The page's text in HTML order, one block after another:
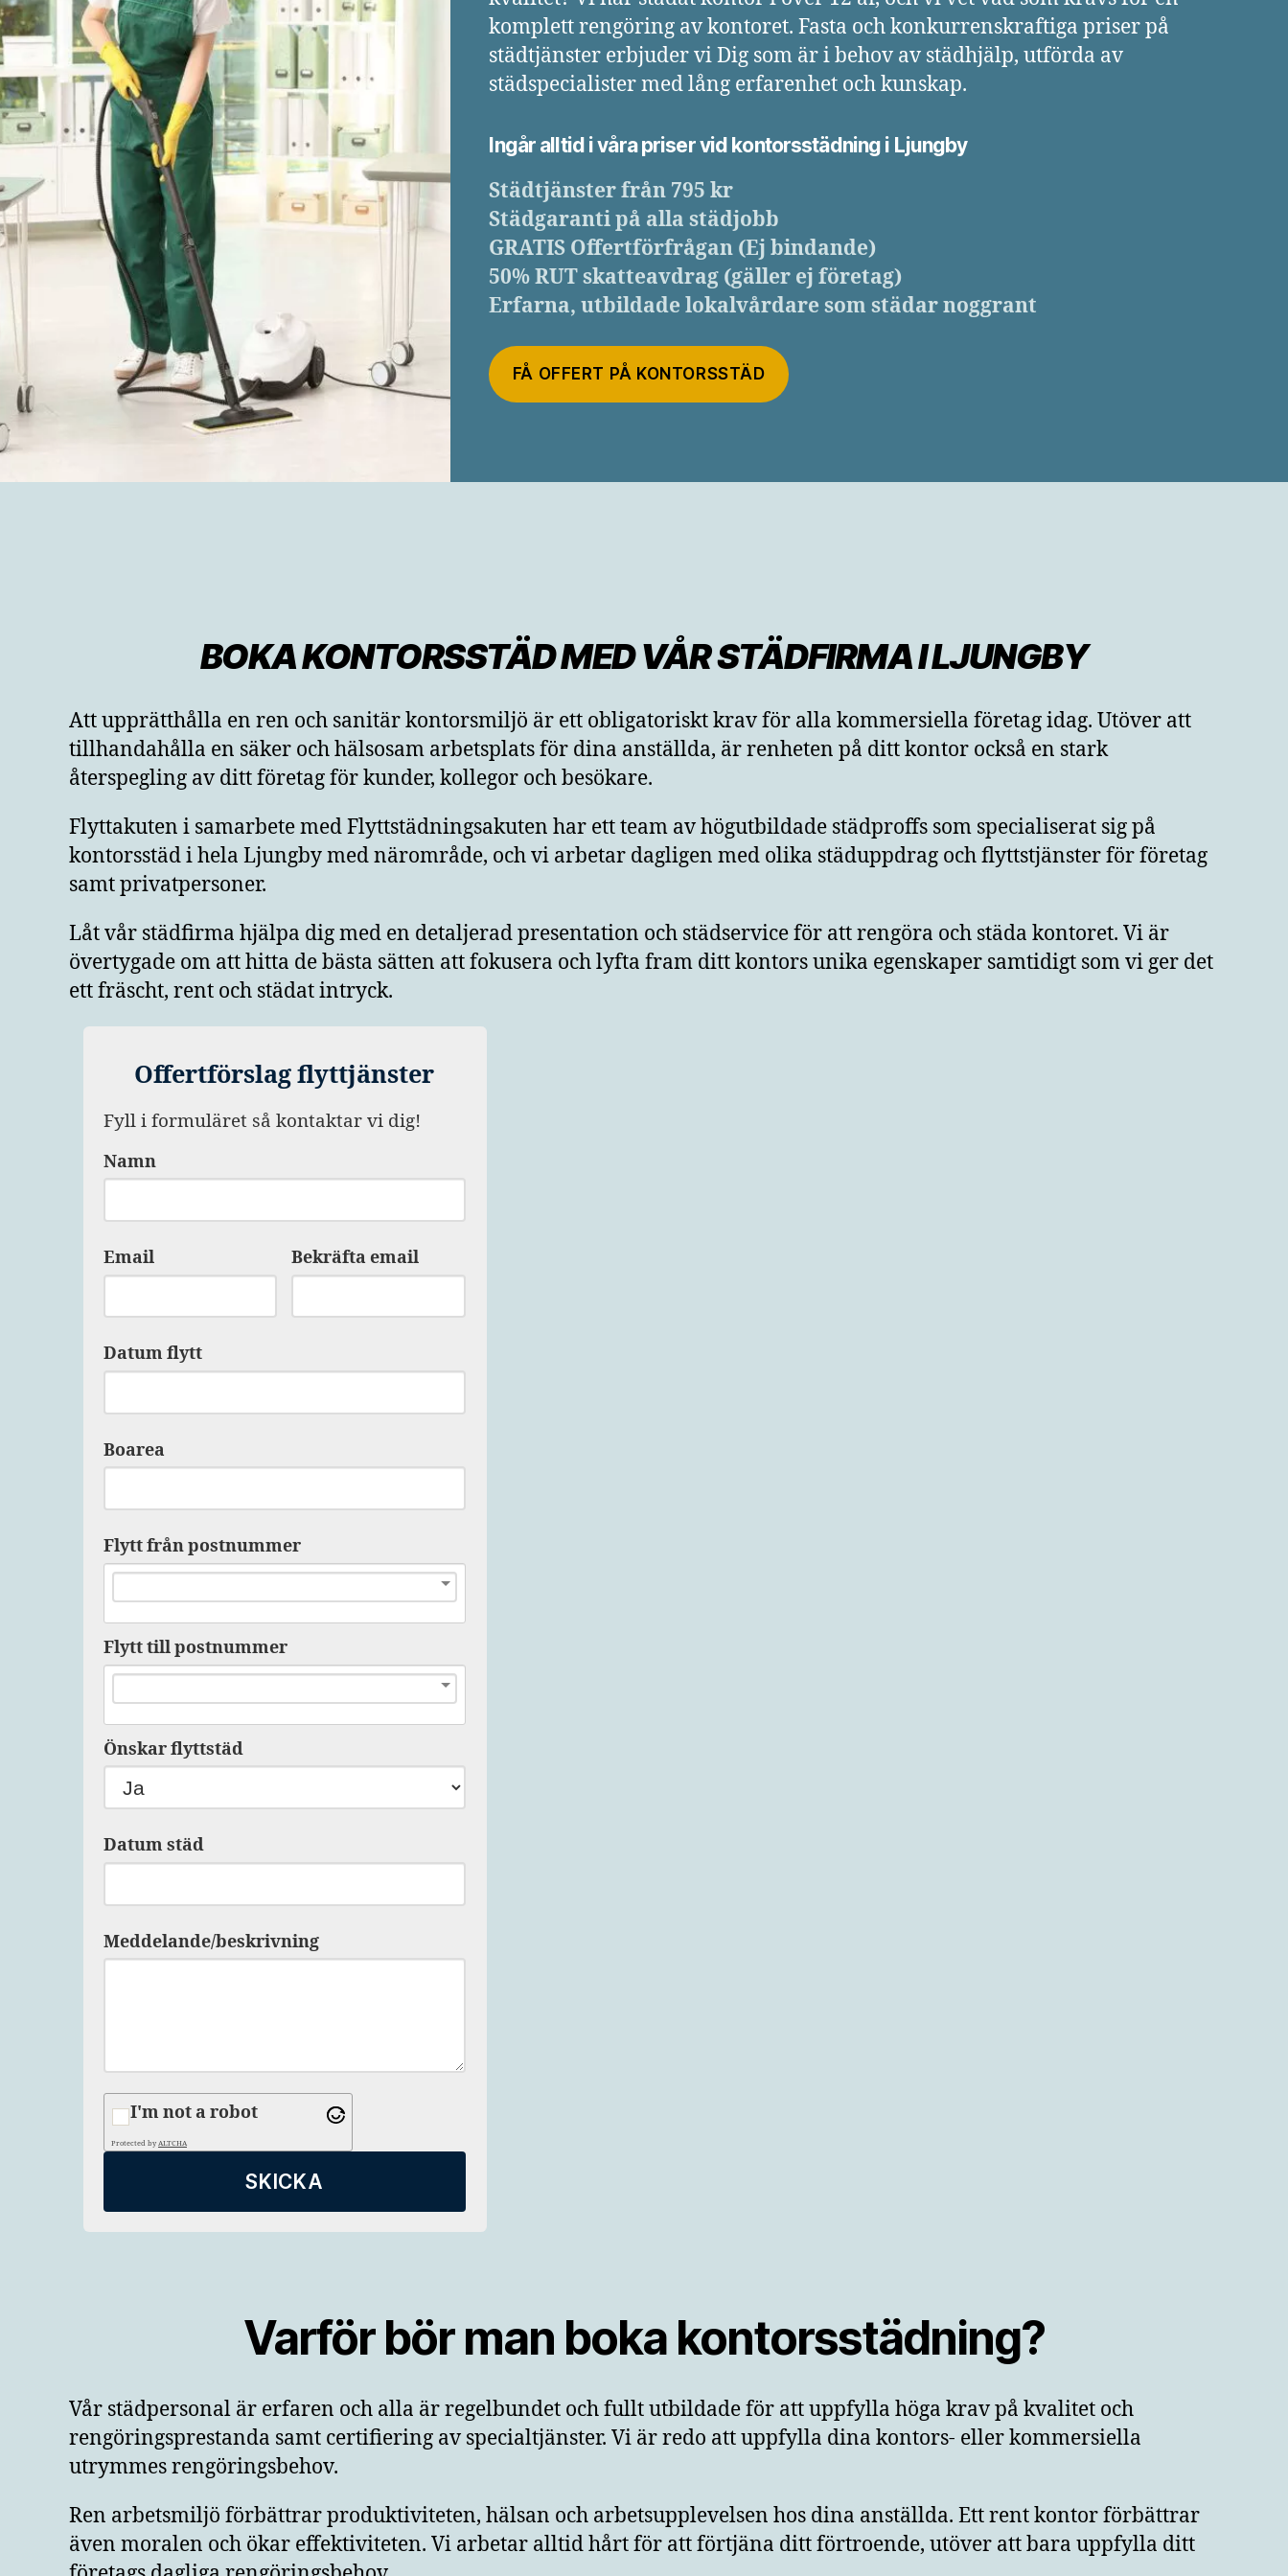
komplett rengöring av kontoret. Fasta och konkurrenskraftiga priser på
städtjänster erbjuder vi Dig som är i behov av städhjälp, utförda av
städspecialister med lång erfarenhet och kunskap.
Ingår alltid i våra priser vid kontorsstädning i Ljungby
Städtjänster från 795 kr
Städgaranti på alla städjobb
GRATIS Offertförfrågan (Ej bindande)
50% RUT skatteavdrag (gäller ej företag)
Erfarna, utbildade lokalvårdare som städar noggrant
FÅ OFFERT PÅ KONTORSSTÄD
BOKA KONTORSSTÄD MED VÅR STÄDFIRMA ILJUNGBY
Att upprätthålla en ren och sanitär kontorsmiljö är ett obligatoriskt krav för alla kommersiella företag idag. Utöver att
tillhandahålla en säker och hälsosam arbetsplats för dina anställda, är renheten på ditt kontor också en stark
återspegling av ditt företag för kunder, kollegor och besökare.
Flyttakuten i samarbete med Flyttstädningsakuten har ett team av högutbildade städproffs som specialiserat sig på
kontorsstäd i hela Ljungby med närområde, och vi arbetar dagligen med olika städuppdrag och flyttstjänster för företag
samt privatpersoner.
Låt vår städfirma hjälpa dig med en detaljerad presentation och städservice för att rengöra och städa kontoret. Vi är
övertygade om att hitta de bästa sätten att fokusera och lyfta fram ditt kontors unika egenskaper samtidigt som vi ger det
ett fräscht, rent och städat intryck.
Offertförslag flyttjänster
Fyll i formuläret så kontaktar vi dig!
Namn
Email Bekräfta email
Datum flytt
Boarea
Flytt från postnummer
Flytt till postnummer
Önskar flyttstäd
Datum städ
Meddelande/beskrivning
I'm not a robot
Protected by ALTCHA
Varför bör man boka kontorsstädning?
Vår städpersonal är erfaren och alla är regelbundet och fullt utbildade för att uppfylla höga krav på kvalitet och
rengöringsprestanda samt certifiering av specialtjänster. Vi är redo att uppfylla dina kontors- eller kommersiella
utrymmes rengöringsbehov.
Ren arbetsmiljö förbättrar produktiviteten, hälsan och arbetsupplevelsen hos dina anställda. Ett rent kontor förbättrar
även moralen och ökar effektiviteten. Vi arbetar alltid hårt för att förtjäna ditt förtroende, utöver att bara uppfylla ditt